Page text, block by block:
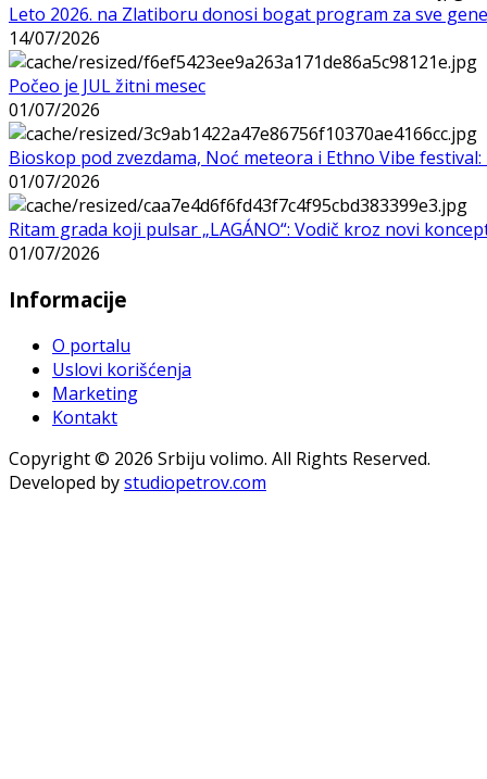
Leto 2026. na Zlatiboru donosi bogat program za sve
14/07/2026
Počeo je JUL žitni mesec
01/07/2026
Bioskop pod zvezdama, Noć meteora i Ethno Vibe
01/07/2026
Ritam grada koji pulsar „LAGÁNO“: Vodič kroz novi
01/07/2026
Informacije
O portalu
Uslovi korišćenja
Marketing
Kontakt
Copyright © 2026 Srbiju volimo. All Rights Reserved.
Developed bystudiopetrov.com